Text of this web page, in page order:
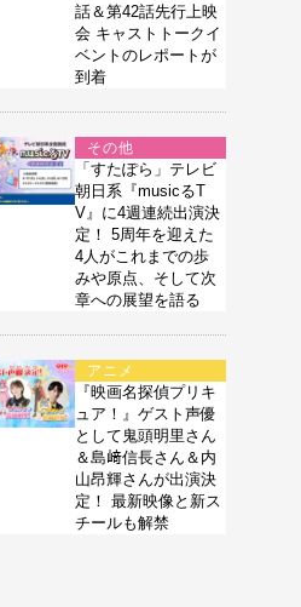
話＆第42話先行上映
会 キャストトークイ
ベントのレポートが
到着
その他
「すたぽら」テレビ
朝日系『musicるT
V』に4週連続出演決
定！ 5周年を迎えた
4人がこれまでの歩
みや原点、そして次
章への展望を語る
アニメ
『映画名探偵プリキ
ュア！』ゲスト声優
として鬼頭明里さん
＆島﨑信長さん＆内
山昂輝さんが出演決
定！ 最新映像と新ス
チールも解禁